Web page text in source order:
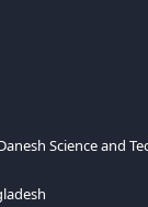
Science and